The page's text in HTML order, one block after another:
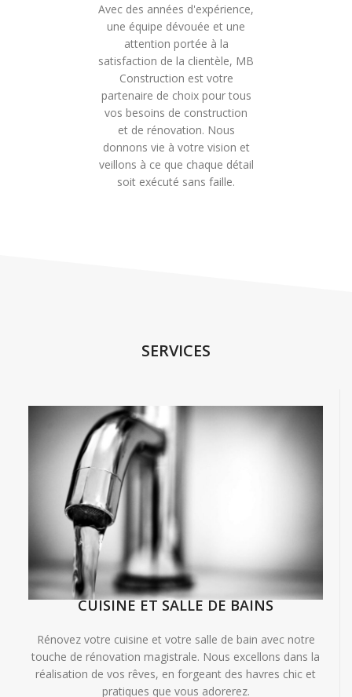
Avec des années d'expérience,
une équipe dévouée et une
attention portée à la
satisfaction de la clientèle, MB
Construction est votre
partenaire de choix pour tous
vos besoins de construction
et de rénovation. Nous
donnons vie à votre vision et
veillons à ce que chaque détail
soit exécuté sans faille.
SERVICES
CUISINE ET SALLE DE BAINS
Rénovez votre cuisine et votre salle de bain avec notre
touche de rénovation magistrale. Nous excellons dans la
réalisation de vos rêves, en forgeant des havres chic et
pratiques que vous adorerez.